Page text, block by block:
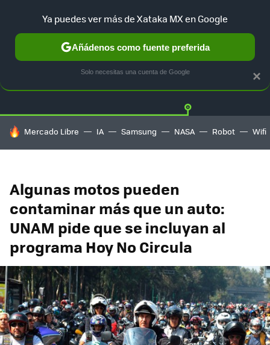
TESLA UBER AUTO ELECTRICO Twitter
HOY SE HABLA DE
Mercado Libre IA Samsung NASA Robot Wifi
Algunas motos pueden
contaminar más que un auto:
UNAM pide que se incluyan al
programa Hoy No Circula
×
Ya puedes ver más de Xataka MX en Google
Añádenos como fuente preferida
Solo necesitas una cuenta de Google